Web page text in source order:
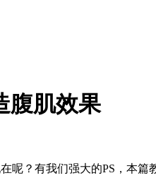
腹肌效果
？有我们强大的PS，本